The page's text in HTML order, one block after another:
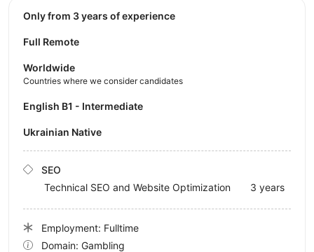
Only from 3 years of experience
Full Remote
Worldwide
Countries where we consider candidates
English B1 - Intermediate
Ukrainian Native
SEO
Technical SEO and Website Optimization
3 years
Employment: Fulltime
Domain: Gambling